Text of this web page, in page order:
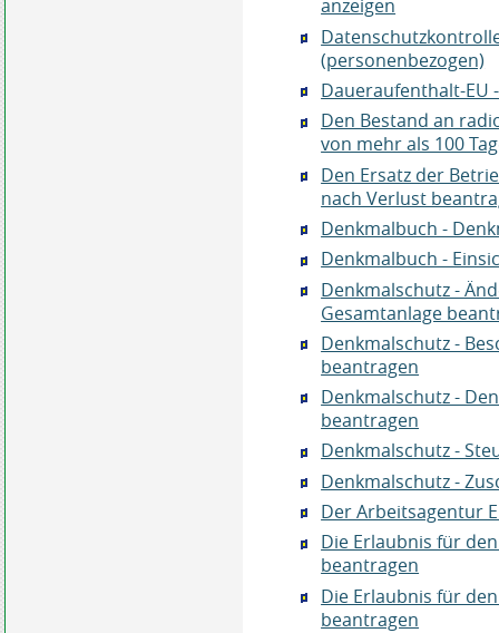
anzeigen
(personenbezogen)
Daueraufenthalt-EU
Den Bestand an
von mehr als 100
Den Ersatz der
nach Verlust
Denkmalbuch -
Denkmalbuch -
Denkmalschutz -
Gesamtanlage
Denkmalschutz -
beantragen
Denkmalschutz -
beantragen
Denkmalschutz -
Denkmalschutz -
Der Arbeitsagentur
Die Erlaubnis für
beantragen
Die Erlaubnis für
beantragen